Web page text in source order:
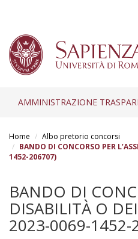
contenuto
principale
AMMINISTRAZIONE
Home
Albo pretorio concorsi
BANDO DI CONCORSO PER
1452-206707)
BANDO DI
DISABILITÀ O
2023-0069-1452-